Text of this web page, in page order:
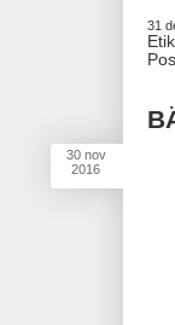
31
30 nov
2016